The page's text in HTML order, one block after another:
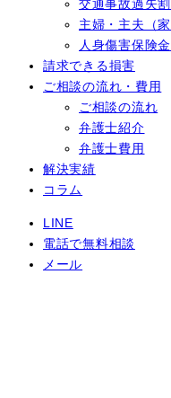
交通事故過失
主婦・主夫（
人身傷害保険
請求できる損害
ご相談の流れ・費用
ご相談の流れ
弁護士紹介
弁護士費用
解決実績
コラム
LINE
電話で無料相談
メール